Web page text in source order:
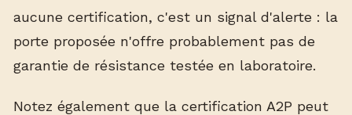
aucune certification, c'est un signal d'alerte : la
porte proposée n'offre probablement pas de
garantie de résistance testée en laboratoire.
Notez également que la certification A2P peut